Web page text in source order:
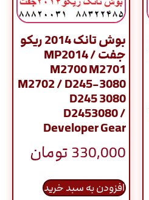
بوش تانک 2014 ریکو
جفت / MP2014
M2700 M2701
M2702 / D245-3080
D245 3080
D2453080 /
Developer Gear
330,000تومان
افزودن به سبد خرید